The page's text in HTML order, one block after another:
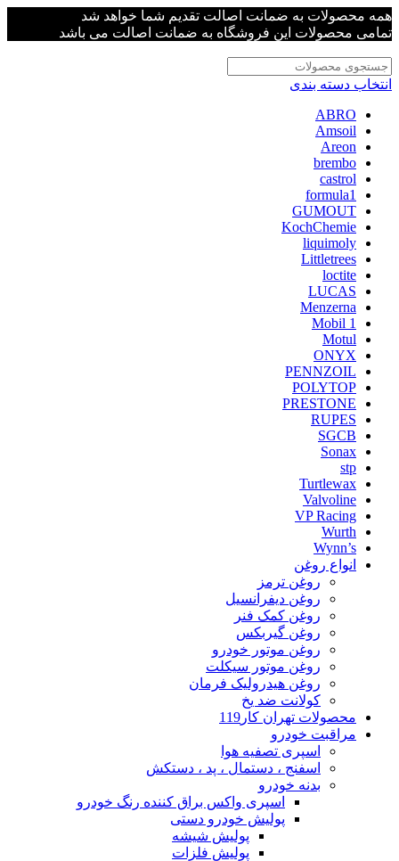
همه محصولات به ضمانت اصالت تقدیم شما خواهد شد
تمامی محصولات این فروشگاه به ضمانت اصالت می باشد
انتخاب دسته بندی
ABRO
Amsoil
Areon
brembo
castrol
formula1
GUMOUT
KochChemie
liquimoly
Littletrees
loctite
LUCAS
Menzerna
Mobil 1
Motul
ONYX
PENNZOIL
POLYTOP
PRESTONE
RUPES
SGCB
Sonax
stp
Turtlewax
Valvoline
VP Racing
Wurth
Wynn’s
انواع روغن
روغن ترمز
روغن دیفرانسیل
روغن کمک فنر
روغن گیربکس
روغن موتور خودرو
روغن موتور سیکلت
روغن هیدرولیک فرمان
کولانت ضد یخ
محصولات تهران کار119
مراقبت خودرو
اسپری تصفیه هوا
اسفنج ، دستمال ، پد ، دستکش
بدنه خودرو
اسپری واکس براق کننده رنگ خودرو
پولیش خودرو دستی
پولیش شیشه
پولیش فلزات